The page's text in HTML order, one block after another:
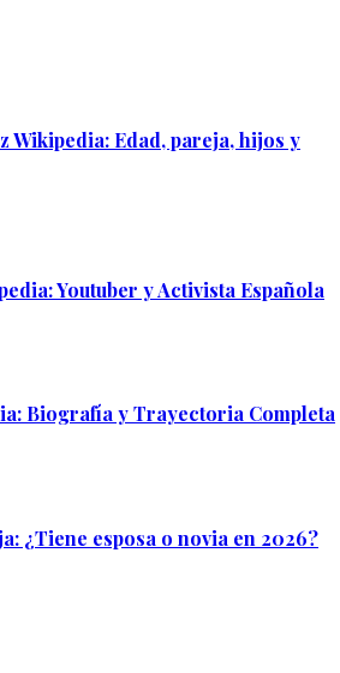
Wikipedia: Edad, pareja, hijos y
Youtuber y Activista Española
Biografía y Trayectoria Completa
¿Tiene esposa o novia en 2026?